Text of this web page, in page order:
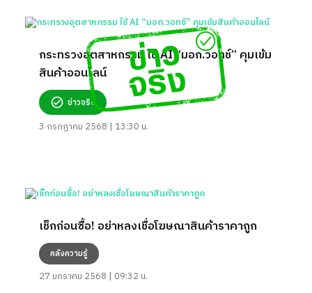
กระทรวงอุตสาหกรรม ใช้ AI “มอก.วอทช์” คุมเข้ม
สินค้าออนไลน์
ข่าวจริง
3 กรกฎาคม 2568 | 13:30 น.
เช็กก่อนซื้อ! อย่าหลงเชื่อโฆษณาสินค้าราคาถูก
คลังความรู้
27 มกราคม 2568 | 09:32 น.